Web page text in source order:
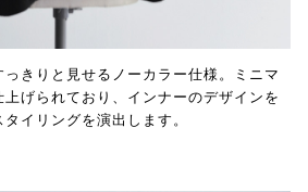
きりと見せるノーカラー仕様。ミニマ
げられており、インナーのデザインを
イリングを演出します。